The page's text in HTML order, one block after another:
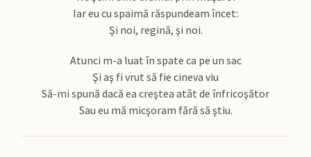
Iar eu cu spaimă răspundeam încet:
Şi noi, regină, şi noi.
Atunci m-a luat în spate ca pe un sac
Şi aş fi vrut să fie cineva viu
Să-mi spună dacă ea creştea atât de înfricoşător
Sau eu mă micşoram fără să ştiu.